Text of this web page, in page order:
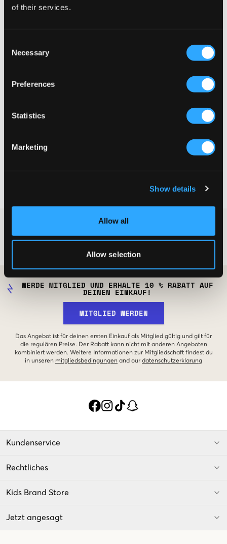
of their services.
Selection
Necessary
Preferences
Statistics
Marketing
Show details
Allow all
Allow selection
Pyjama für Kinder und Jugendliche
DLM PYJAMA PANT
WERDE MITGLIED UND ERHALTE 10 % RABATT AUF
DEINEN EINKAUF!
MITGLIED WERDEN
Das Angebot ist für deinen ersten Einkauf als Mitglied gültig und gilt für
die regulären Preise. Der Rabatt kann nicht mit anderen Angeboten
kombiniert werden. Weitere Informationen zur Mitgliedschaft findest du
in unseren mitgliedsbedingungen and our datenschutzerklarung
Kundenservice
Rechtliches
Kids Brand Store
Jetzt angesagt